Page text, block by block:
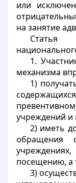
или
на занятие
Статья
1.
механизма
1)
учреждений и
2) иметь
обращения
посещению, а
3)